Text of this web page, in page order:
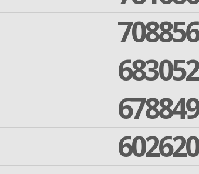
708856
683052
678849
602620